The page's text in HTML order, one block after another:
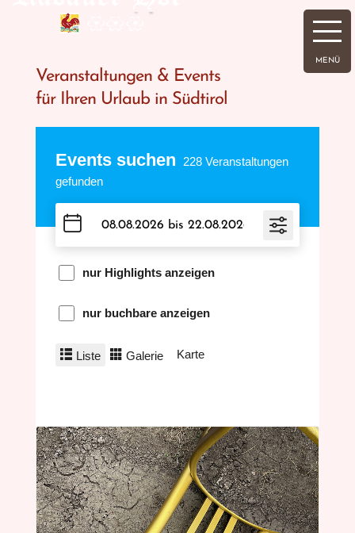
Veranstaltungen & Events
für Ihren Urlaub in Südtirol
Events suchen 228Veranstaltungen
gefunden
nur Highlights anzeigen
nur buchbare anzeigen
Liste Galerie Karte